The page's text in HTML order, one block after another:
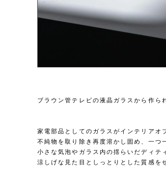
ブラウン管テレビの液晶ガラスから作ら
家電部品としてのガラスがインテリアオ
不純物を取り除き再度溶かし固め、一つ
小さな気泡やガラス内の揺らいだディテ
涼しげな見た目としっとりとした質感を